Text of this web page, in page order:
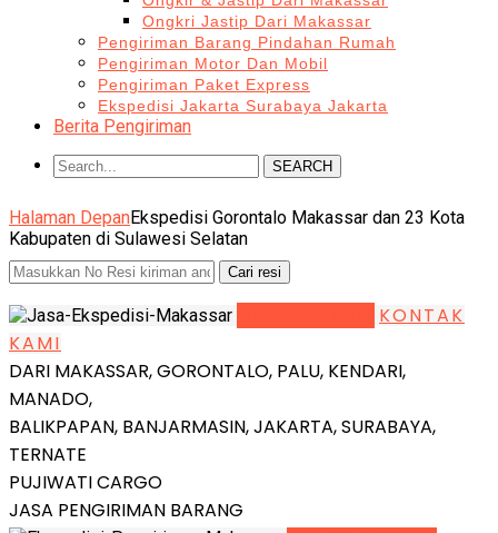
Ongkri Jastip Dari Makassar
Pengiriman Barang Pindahan Rumah
Pengiriman Motor Dan Mobil
Pengiriman Paket Express
Ekspedisi Jakarta Surabaya Jakarta
Berita Pengiriman
SEARCH
Halaman DepanEkspedisi Gorontalo Makassar dan 23 Kota
Kabupaten di Sulawesi Selatan
KONTAK
KAMI
DARI MAKASSAR, GORONTALO, PALU, KENDARI,
MANADO,
BALIKPAPAN, BANJARMASIN, JAKARTA, SURABAYA,
TERNATE
PUJIWATI CARGO
JASA PENGIRIMAN BARANG